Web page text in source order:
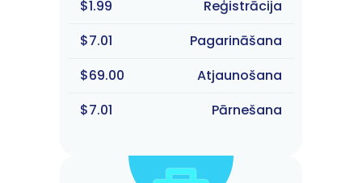
$1.99
Reģistrācija
$7.01
Pagarināšana
$69.00
Atjaunošana
$7.01
Pārnešana